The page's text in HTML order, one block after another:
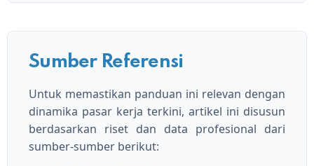
Sumber Referensi
Untuk memastikan panduan ini relevan dengan
dinamika pasar kerja terkini, artikel ini disusun
berdasarkan riset dan data profesional dari
sumber-sumber berikut: